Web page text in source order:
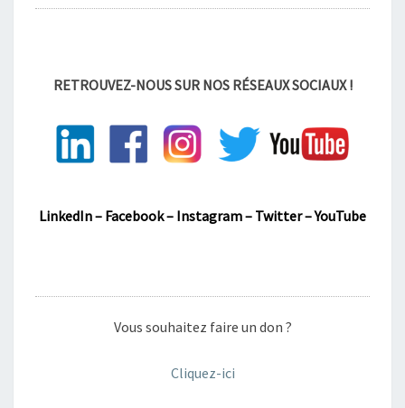
RETROUVEZ-NOUS SUR NOS RÉSEAUX SOCIAUX !
LinkedIn– Facebook– Instagram– Twitter–YouTube
Vous souhaitez faire un don ?
Cliquez-ici